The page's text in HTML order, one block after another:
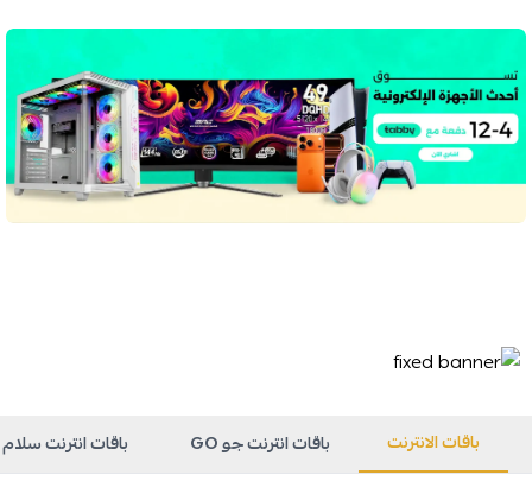
باقات الانترنت باقات انترنت جو GO باقات انترنت سلام Salam